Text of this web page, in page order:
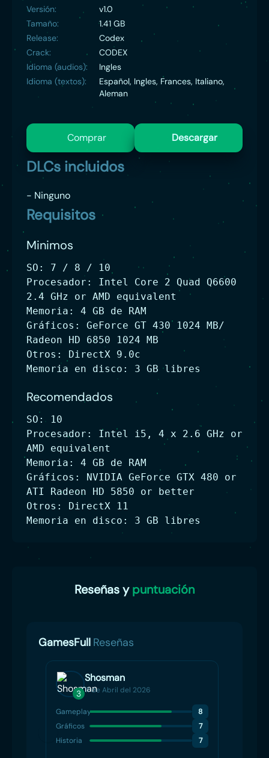
Versión:
v1.0
Tamaño:
1.41 GB
Release:
Codex
Crack:
CODEX
Idioma (audios):
Ingles
Idioma (textos):
Español, Ingles, Frances, Italiano,
Aleman
Comprar Descargar
DLCs incluidos
- Ninguno
Requisitos
Minimos
SO: 7 / 8 / 10
Procesador: Intel Core 2 Quad Q6600
2.4 GHz or AMD equivalent
Memoria: 4 GB de RAM
Gráficos: GeForce GT 430 1024 MB/
Radeon HD 6850 1024 MB
Otros: DirectX 9.0c
Memoria en disco: 3 GB libres
Recomendados
SO: 10
Procesador: Intel i5, 4 x 2.6 GHz or
AMD equivalent
Memoria: 4 GB de RAM
Gráficos: NVIDIA GeForce GTX 480 or
ATI Radeon HD 5850 or better
Otros: DirectX 11
Memoria en disco: 3 GB libres
Reseñas ypuntuación
GamesFull Reseñas
3
Shosman
11 de Abril del 2026
Gameplay
8
Gráficos
7
Historia
7